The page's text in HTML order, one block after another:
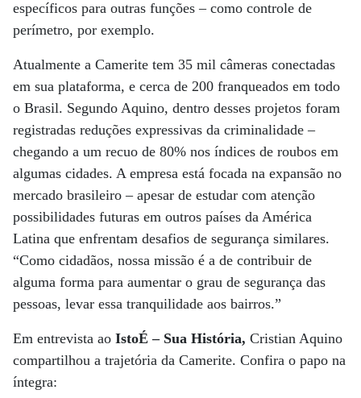
específicos para outras funções – como controle de
perímetro, por exemplo.
Atualmente a Camerite tem 35 mil câmeras conectadas
em sua plataforma, e cerca de 200 franqueados em todo
o Brasil. Segundo Aquino, dentro desses projetos foram
registradas reduções expressivas da criminalidade –
chegando a um recuo de 80% nos índices de roubos em
algumas cidades. A empresa está focada na expansão no
mercado brasileiro – apesar de estudar com atenção
possibilidades futuras em outros países da América
Latina que enfrentam desafios de segurança similares.
“Como cidadãos, nossa missão é a de contribuir de
alguma forma para aumentar o grau de segurança das
pessoas, levar essa tranquilidade aos bairros.”
Em entrevista ao IstoÉ – Sua História, Cristian Aquino
compartilhou a trajetória da Camerite. Confira o papo na
íntegra: